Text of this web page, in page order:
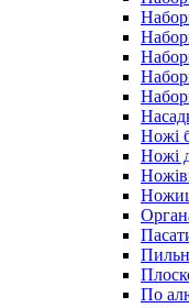
Ножі
Ножі
По